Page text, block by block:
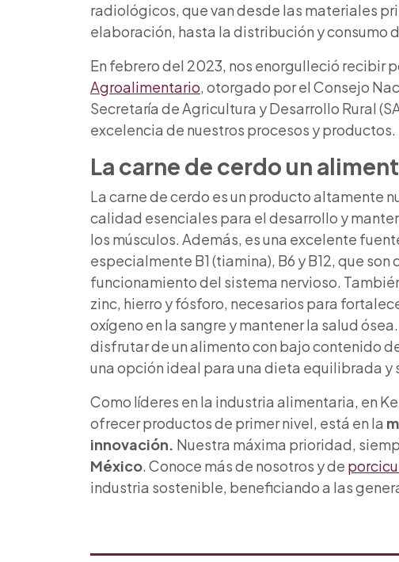
radiológicos, que van desde las materiales
elaboración, hasta la distribución y consumo
En febrero del 2023, nos enorgulleció recibir
Agroalimentario, otorgado por el Consejo
Secretaría de Agricultura y Desarrollo Rural
excelencia de nuestros procesos y productos.
La carne de cerdo un
La carne de cerdo es un producto altamente
calidad esenciales para el desarrollo y
los músculos. Además, es una excelente
especialmente B1 (tiamina), B6 y B12, que
funcionamiento del sistema nervioso.
zinc, hierro y fósforo, necesarios para
oxígeno en la sangre y mantener la salud
disfrutar de un alimento con bajo contenido
una opción ideal para una dieta equilibrada y
Como líderes en la industria alimentaria, en
ofrecer productos de primer nivel, está en la
innovación. Nuestra máxima prioridad,
México. Conoce más de nosotros y de
industria sostenible, beneficiando a las